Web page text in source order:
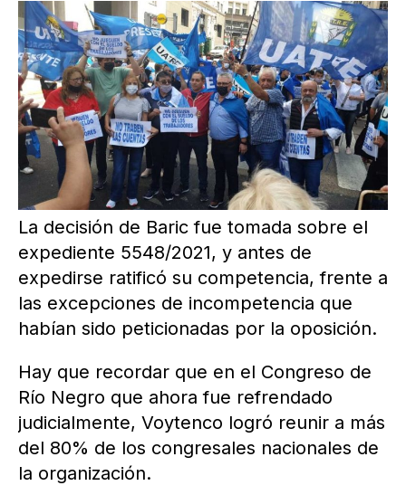
La decisión de Baric fue tomada sobre el
expediente 5548/2021, y antes de
expedirse ratificó su competencia, frente a
las excepciones de incompetencia que
habían sido peticionadas por la oposición.
Hay que recordar que en el Congreso de
Río Negro que ahora fue refrendado
judicialmente, Voytenco logró reunir a más
del 80% de los congresales nacionales de
la organización.